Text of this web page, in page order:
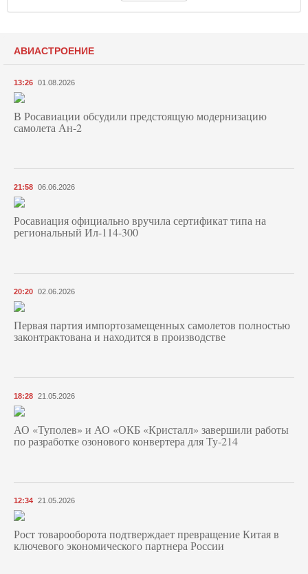
АВИАСТРОЕНИЕ
13:26 01.08.2026
В Росавиации обсудили предстоящую модернизацию
самолета Ан-2
21:58 06.06.2026
Росавиация официально вручила сертификат типа на
региональный Ил-114-300
20:20 02.06.2026
Первая партия импортозамещенных самолетов полностью
законтрактована и находится в производстве
18:28 21.05.2026
АО «Туполев» и АО «ОКБ «Кристалл» завершили работы
по разработке озонового конвертера для Ту-214
12:34 21.05.2026
Рост товарооборота подтверждает превращение Китая в
ключевого экономического партнера России